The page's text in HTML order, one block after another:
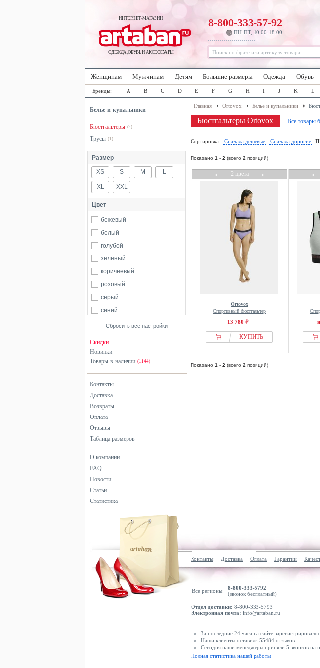
ИНТЕРНЕТ-МАГАЗИН
ОДЕЖДА, ОБУВЬ И АКСЕССУАРЫ
8-800-333-57-92
ПН-ПТ, 10:00-18:00
Женщинам Мужчинам Детям Большие размеры Одежда Обувь
Бренды: A B C D E F G H I J K L
Белье и купальники
Бюстгальтеры (2)
Трусы (1)
Размер
XS S M L
XL XXL
Цвет
бежевый
белый
голубой
зеленый
коричневый
розовый
серый
синий
фиолетовый
Сбросить все настройки
Скидки
Новинки
Товары в наличии (1144)
Контакты
Доставка
Возвраты
Оплата
Отзывы
Таблица размеров
О компании
FAQ
Новости
Статьи
Статистика
Главная Ortovox Белье и купальники
Бюстгальтеры Ortovox Все товары
Сортировка: Сначала дешевые Сначала дорогие
Показано 1 - 2 (всего 2 позиций)
←2 цвета→
Ortovox
Спортивный бюстгальтер
13 780 ₽
КУПИТЬ
Показано 1 - 2 (всего 2 позиций)
Контакты Доставка Оплата Гарантии
Все регионы
8-800-333-5792
(звонок бесплатный)
Отдел доставки: 8-800-333-5793
Электронная почта: info@artaban.ru
За последние 24 часа на сайте
Наши клиенты оставили 55484 отзывов.
Сегодня наши менеджеры приняли 5 звонков на
Полная статистика нашей работы